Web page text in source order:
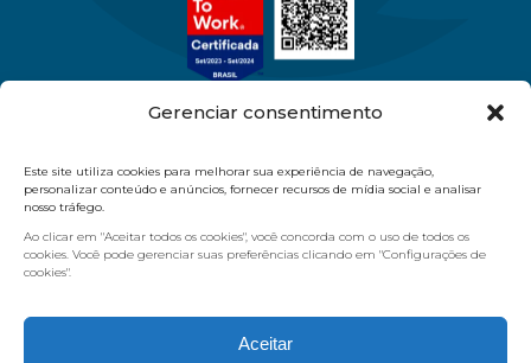
Gerenciar consentimento
Este site utiliza cookies para melhorar sua experiência de navegação,
personalizar conteúdo e anúncios, fornecer recursos de mídia social e analisar
nosso tráfego.
Ao clicar em "Aceitar todos os cookies", você concorda com o uso de todos os
cookies. Você pode gerenciar suas preferências clicando em "Configurações de
cookies".
Aceitar
11 2084.5454
11 97386-9570
R. Pereira Jácome, 26 - Moóca - São Paulo/SP